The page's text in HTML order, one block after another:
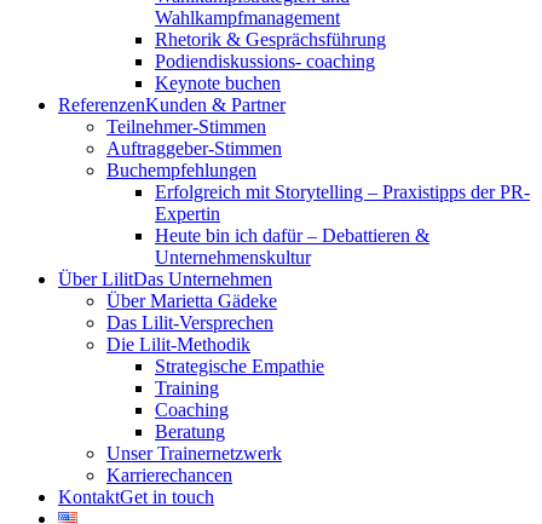
Wahlkampfmanagement
Rhetorik & Gesprächsführung
Podiendiskussions- coaching
Keynote buchen
ReferenzenKunden & Partner
Teilnehmer-Stimmen
Auftraggeber-Stimmen
Buchempfehlungen
Erfolgreich mit Storytelling – Praxistipps der PR-
Expertin
Heute bin ich dafür – Debattieren &
Unternehmenskultur
Über LilitDas Unternehmen
Über Marietta Gädeke
Das Lilit-Versprechen
Die Lilit-Methodik
Strategische Empathie
Training
Coaching
Beratung
Unser Trainernetzwerk
Karrierechancen
KontaktGet in touch